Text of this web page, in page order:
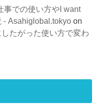
事での使い方やI want
- Asahiglobal.tokyo on
たがった使い方で変わ